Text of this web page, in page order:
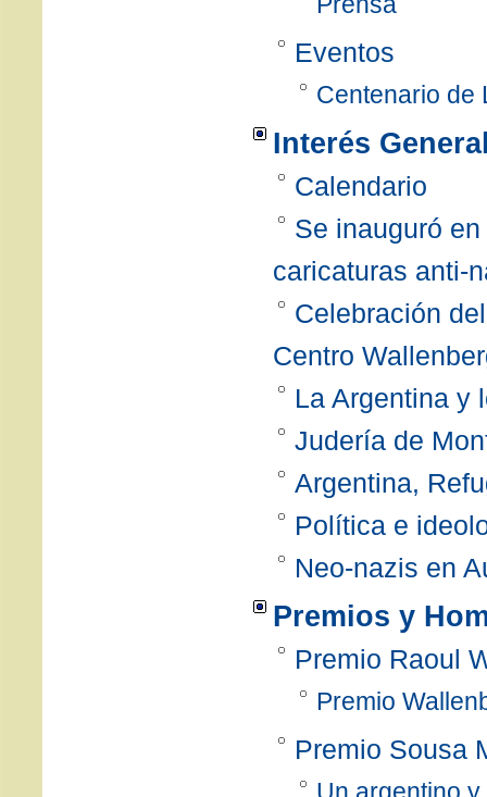
Eventos
Centenario de
Interés
Calendario
Se inauguró
caricaturas anti-
Celebración
Centro
La Argentina y
Judería de
Argentina,
Política e
Neo-nazis en
Premios y
Premio Raoul
Premio
Premio Sousa